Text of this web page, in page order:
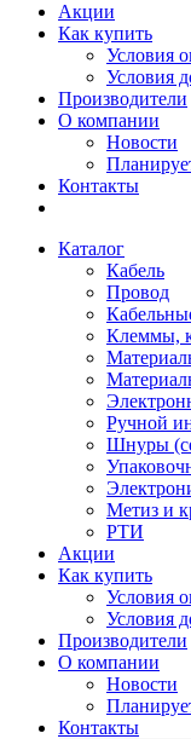
Акции
Как купить
Условия
Условия
Производители
О компании
Новости
Контакты
Каталог
Кабель
Провод
Клеммы,
Ручной
Шнуры
Метиз и
РТИ
Акции
Как купить
Условия
Условия
Производители
О компании
Новости
Контакты